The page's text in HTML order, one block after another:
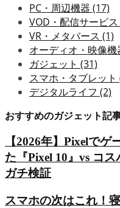
PC・周辺機器 (17)
VOD・配信サービス
VR・メタバース (1)
オーディオ・映像機
ガジェット (31)
スマホ・タブレット
デジタルライフ (2)
おすすめのガジェット記
【2026年】Pixelで
た『Pixel 10』vs コ
ガチ検証
スマホの次はこれ！